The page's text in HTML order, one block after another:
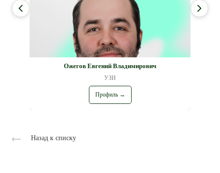
Ожегов Евгений Владимирович
УЗИ
Профиль →
Назад к списку